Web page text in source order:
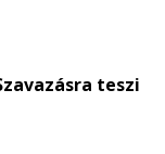
teszi